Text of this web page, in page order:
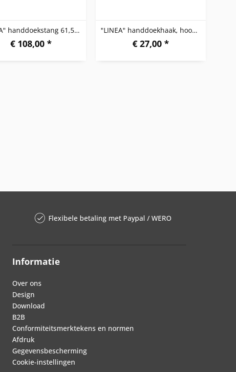
"LINEA" handdoekstang 61,5 cm, hoogglanzend
€ 108,00 *
"LINEA" handdoekhaak, hoogglanzend
€ 27,00 *
Flexibele betaling met Paypal / WERO
Informatie
Over ons
Design
Download
B2B
Conformiteitsmerktekens en normen
Afdruk
Gegevensbescherming
Cookie-instellingen